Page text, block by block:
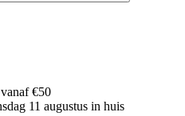
€50
11 augustus in huis